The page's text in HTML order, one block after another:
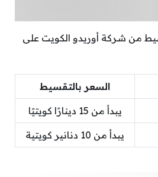
من شركة أوريدو الكويت على
السعر بالتقسيط
يبدأ من 15 دينارًا كويتيًا
يبدأ من 10 دنانير كويتية